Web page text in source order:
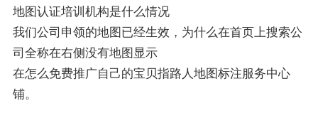
地图认证培训机构是什么情况
我们公司申领的地图已经生效，为什么在首页上搜索公
司全称在右侧没有地图显示
在怎么免费推广自己的宝贝指路人地图标注服务中心
铺。